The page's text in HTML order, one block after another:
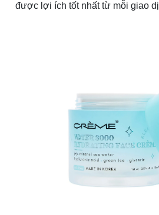
được lợi ích tốt nhất từ mỗi giao